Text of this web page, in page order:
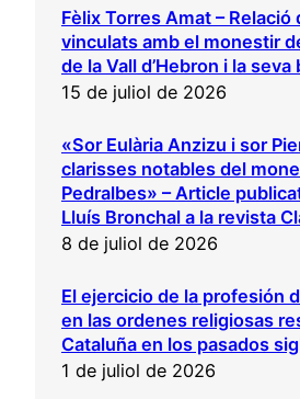
Fèlix Torres Amat – Relació
vinculats amb el monestir
de la Vall d’Hebron i la
15 de juliol de 2026
«Sor Eulària Anzizu i sor
clarisses notables del
Pedralbes» – Article
Lluís Bronchal a la revista
8 de juliol de 2026
El ejercicio de la profesión
en las ordenes religiosas
Cataluña en los pasados
1 de juliol de 2026